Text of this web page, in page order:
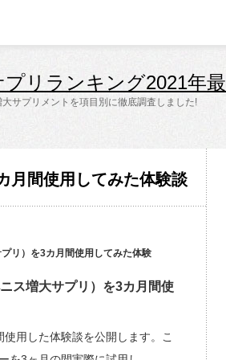
リランキング2021年
サプリメントを項目別に徹底調査しました!
月間使用してみた体験談
リ）を3カ月間使用してみた体験
ス増大サプリ）を3カ月間使
用した体験談を公開します。こ